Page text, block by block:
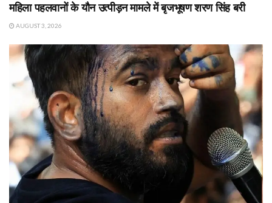
महिला पहलवानों के यौन उत्पीड़न मामले में बृजभूषण शरण सिंह बरी
AUGUST 3, 2026